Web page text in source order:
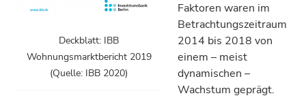
Deckblatt: IBB
Wohnungsmarktbericht 2019
(Quelle: IBB 2020)
Faktoren waren im
Betrachtungszeitraum
2014 bis 2018 von
einem – meist
dynamischen –
Wachstum geprägt.